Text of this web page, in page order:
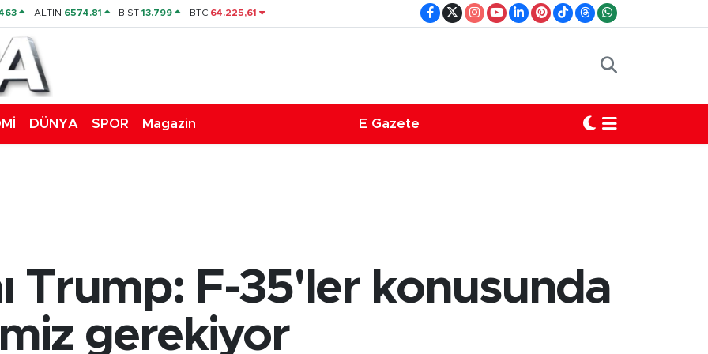
ALTIN 6574.81 BİST13.799 BTC 64.225,61
DÜNYA SPOR Magazin E Gazete
Trump: F-35'ler konusunda
gerekiyor